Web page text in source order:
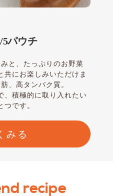
パウチ
と、たっぷりのお野菜
共にお楽しみいただけま
、高タンパク質。
、積極的に取り入れたい
つです。
みる
recipe